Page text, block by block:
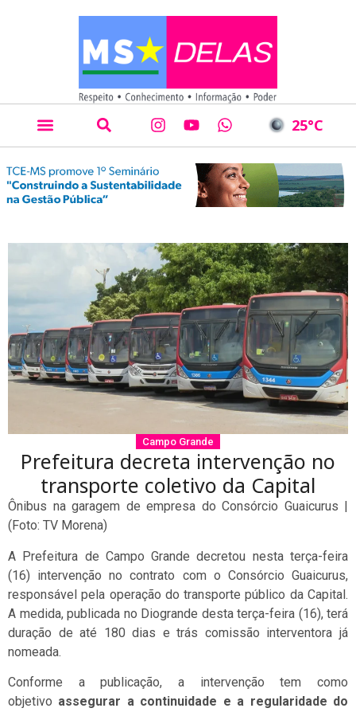
25°C
Campo Grande
Prefeitura decreta intervenção no
transporte coletivo da Capital
Ônibus na garagem de empresa do Consórcio Guaicurus |
(Foto: TV Morena)
A Prefeitura de Campo Grande decretou nesta terça-feira
(16) intervenção no contrato com o Consórcio Guaicurus,
responsável pela operação do transporte público da Capital.
A medida, publicada no Diogrande desta terça-feira (16), terá
duração de até 180 dias e trás comissão interventora já
nomeada.
Conforme a publicação, a intervenção tem como
objetivo assegurar a continuidade e a regularidade do